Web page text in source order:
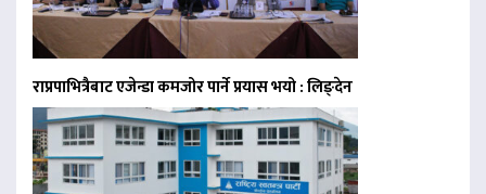
राप्रपाभित्रैबाट एजेन्डा कमजोर पार्ने प्रयास भयो : लिङ्देन